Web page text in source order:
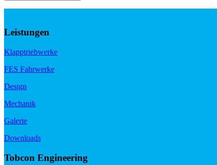
Leistungen
Klapptriebwerke
FES Fahrwerke
Design
Mechanik
Galerie
Downloads
Tobcon Engineering